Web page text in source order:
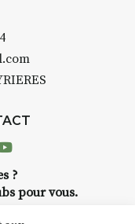
Youtube
?
pour vous.